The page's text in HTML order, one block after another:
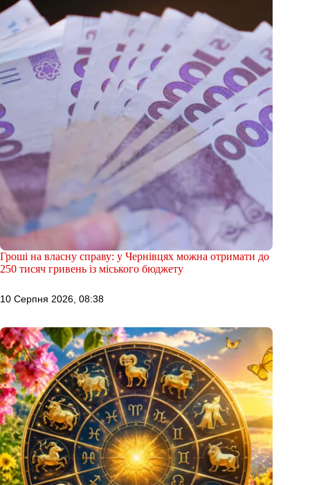
Гроші на власну справу: у Чернівцях можна отримати до
250 тисяч гривень із міського бюджету
10 Серпня 2026, 08:38